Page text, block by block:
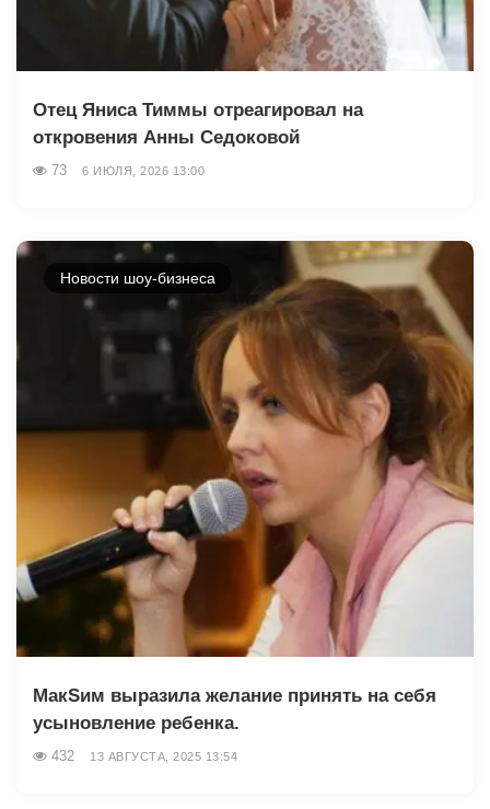
Отец Яниса Тиммы отреагировал на
откровения Анны Седоковой
73 6 ИЮЛЯ, 2026 13:00
Новости шоу-бизнеса
МакSим выразила желание принять на себя
усыновление ребенка.
432 13 АВГУСТА, 2025 13:54